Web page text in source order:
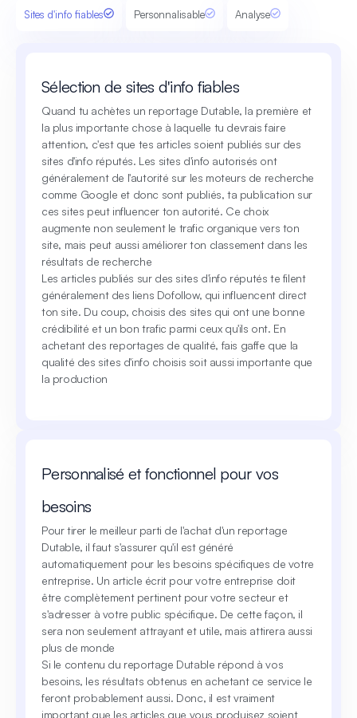
Sites d'info fiables Personnalisable Analyse
Sélection de sites d'info fiables
Quand tu achètes un reportage Dutable, la première et
la plus importante chose à laquelle tu devrais faire
attention, c'est que tes articles soient publiés sur des
sites d'info réputés. Les sites d'info autorisés ont
généralement de l'autorité sur les moteurs de recherche
comme Google et donc sont publiés, ta publication sur
ces sites peut influencer ton autorité. Ce choix
augmente non seulement le trafic organique vers ton
site, mais peut aussi améliorer ton classement dans les
résultats de recherche
Les articles publiés sur des sites d'info réputés te filent
généralement des liens Dofollow, qui influencent direct
ton site. Du coup, choisis des sites qui ont une bonne
crédibilité et un bon trafic parmi ceux qu'ils ont. En
achetant des reportages de qualité, fais gaffe que la
qualité des sites d'info choisis soit aussi importante que
la production
Personnalisé et fonctionnel pour vos
besoins
Pour tirer le meilleur parti de l'achat d'un reportage
Dutable, il faut s'assurer qu'il est généré
automatiquement pour les besoins spécifiques de votre
entreprise. Un article écrit pour votre entreprise doit
être complètement pertinent pour votre secteur et
s'adresser à votre public spécifique. De cette façon, il
sera non seulement attrayant et utile, mais attirera aussi
plus de monde
Si le contenu du reportage Dutable répond à vos
besoins, les résultats obtenus en achetant ce service le
feront probablement aussi. Donc, il est vraiment
important que les articles que vous produisez soient